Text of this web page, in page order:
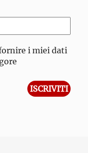
i miei dati